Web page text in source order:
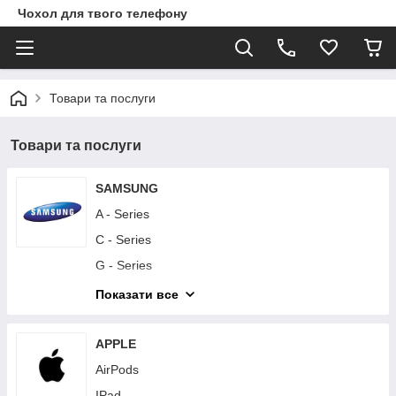
Чохол для твого телефону
Товари та послуги
Товари та послуги
SAMSUNG
A - Series
C - Series
G - Series
I - Series
M - Series
Note - Series
Показати все
APPLE
AirPods